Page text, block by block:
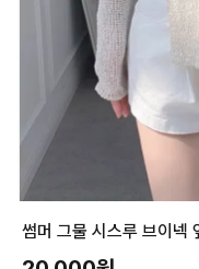
썸머 그물 시스루 브이넥